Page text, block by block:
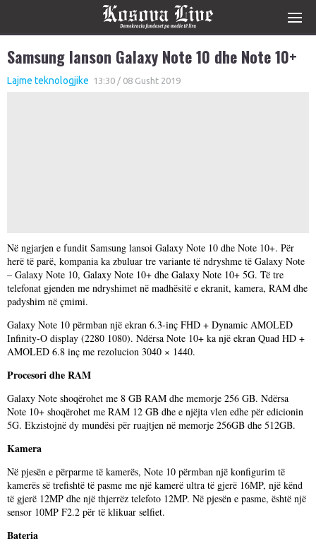
Samsung lanson Galaxy Note 10 dhe Note 10+
Lajme teknologjike 13:30 / 08 Gusht 2019
Në ngjarjen e fundit Samsung lansoi Galaxy Note 10 dhe Note 10+. Për
herë të parë, kompania ka zbuluar tre variante të ndryshme të Galaxy Note
– Galaxy Note 10, Galaxy Note 10+ dhe Galaxy Note 10+ 5G. Të tre
telefonat gjenden me ndryshimet në madhësitë e ekranit, kamera, RAM dhe
padyshim në çmimi.
Galaxy Note 10 përmban një ekran 6.3-inç FHD + Dynamic AMOLED
Infinity-O display (2280 1080). Ndërsa Note 10+ ka një ekran Quad HD +
AMOLED 6.8 inç me rezolucion 3040 × 1440.
Procesori dhe RAM
Galaxy Note shoqërohet me 8 GB RAM dhe memorje 256 GB. Ndërsa
Note 10+ shoqërohet me RAM 12 GB dhe e njëjta vlen edhe për edicionin
5G. Ekzistojnë dy mundësi për ruajtjen në memorje 256GB dhe 512GB.
Kamera
Në pjesën e përparme të kamerës, Note 10 përmban një konfigurim të
kamerës së trefishtë të pasme me një kamerë ultra të gjerë 16MP, një kënd
të gjerë 12MP dhe një thjerrëz telefoto 12MP. Në pjesën e pasme, është një
sensor 10MP F2.2 për të klikuar selfiet.
Bateria